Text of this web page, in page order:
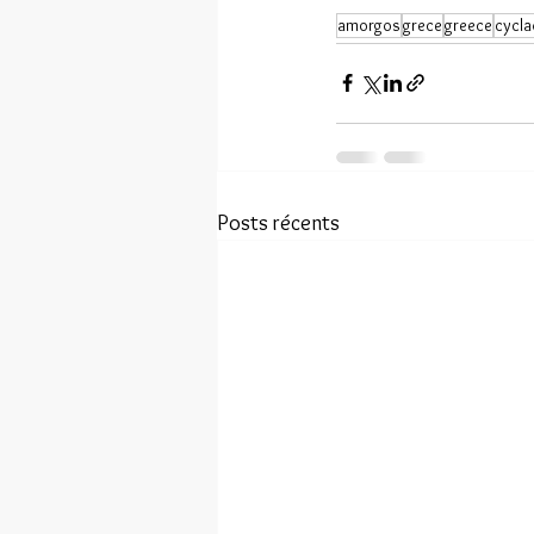
amorgosgrecegreece
Posts récents